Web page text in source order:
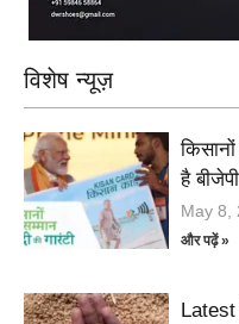
विशेष न्यूज़
है
May 8,
और पढ़ें »
Latest